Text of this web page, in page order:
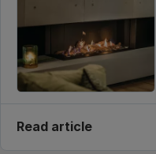
Read article